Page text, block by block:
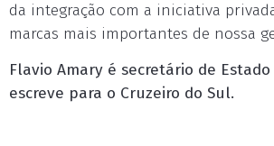
da integração com a iniciativa
marcas mais importantes de nossa
Flavio Amary é secretário de
escreve para o Cruzeiro do Sul.